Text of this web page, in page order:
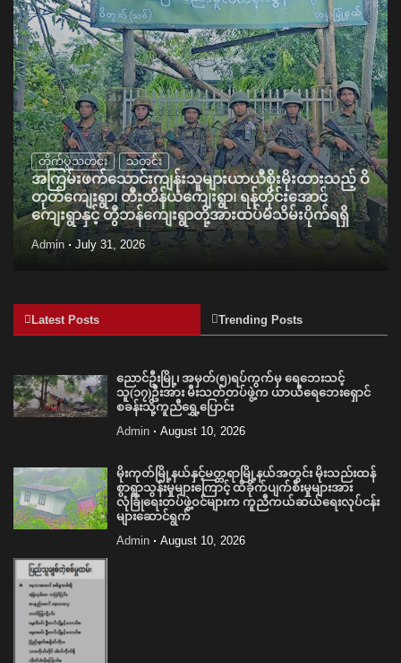
တိုက်ပွဲသတင်း သတင်း
အကြမ်းဖက်သောင်းကျန်းသူများယာယီစိုးမိုးထားသည့် ဝိ
တုတ်ကျေးရွာ၊ တီးတိန်ယံကျေးရွာ၊ ရန်တိုင်းအောင်
ကျေးရွာနှင့် တွီဘန်ကျေးရွာတို့အားထပ်မံသိမ်းပိုက်ရရှိ
Admin July 31, 2026
Latest Posts Trending Posts
ညောင်ဦးမြို့၊ အမှတ်(၅)ရပ်ကွက်မှ ရေဘေးသင့်
သူ(၁၇)ဦးအား မီးသတ်တပ်ဖွဲ့က ယာယီရေဘေးရှောင်
စခန်းသို့ကူညီရွှေ့ပြောင်း
Admin August 10, 2026
မိုးကုတ်မြို့နယ်နှင့်မတ္တရာမြို့နယ်အတွင်း မိုးသည်းထန်
စွာရွာသွန်းမှုများကြောင့် ထိခိုက်ပျက်စီးမှုများအား
လုံခြုံရေးတပ်ဖွဲ့ဝင်များက ကူညီကယ်ဆယ်ရေးလုပ်ငန်း
များဆောင်ရွက်
Admin August 10, 2026